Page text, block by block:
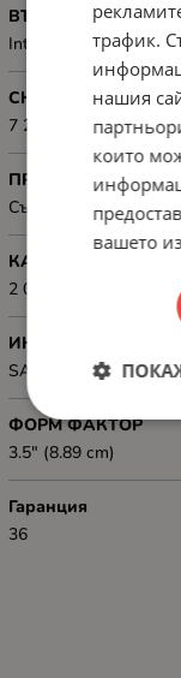
ВЪНШЕН/
Internal
СКОРОСТ, ОБ/МИН
7 200 rpm
ПРЕДНАЗНАЧЕН ЗА
Сървъри
КАПАЦИТЕТ, GB
2 000 GB
ИНТЕРФЕЙС
SATA
ФОРМ ФАКТОР
3.5" (8.89 cm)
Гаранция
36
трафик.
нашия
които
вашето